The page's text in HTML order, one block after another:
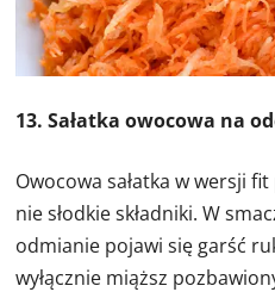
13. Sałatka owocowa na
Owocowa sałatka w wersji
nie słodkie składniki. W
odmianie pojawi się garść
wyłącznie miąższ